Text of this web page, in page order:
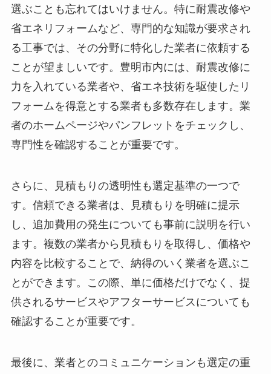
選ぶことも忘れてはいけません。特に耐震改修や
省エネリフォームなど、専門的な知識が要求され
る工事では、その分野に特化した業者に依頼する
ことが望ましいです。豊明市内には、耐震改修に
力を入れている業者や、省エネ技術を駆使したリ
フォームを得意とする業者も多数存在します。業
者のホームページやパンフレットをチェックし、
専門性を確認することが重要です。
さらに、見積もりの透明性も選定基準の一つで
す。信頼できる業者は、見積もりを明確に提示
し、追加費用の発生についても事前に説明を行い
ます。複数の業者から見積もりを取得し、価格や
内容を比較することで、納得のいく業者を選ぶこ
とができます。この際、単に価格だけでなく、提
供されるサービスやアフターサービスについても
確認することが重要です。
最後に、業者とのコミュニケーションも選定の重